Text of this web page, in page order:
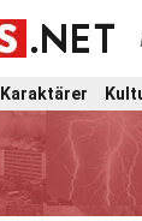
Karaktärer